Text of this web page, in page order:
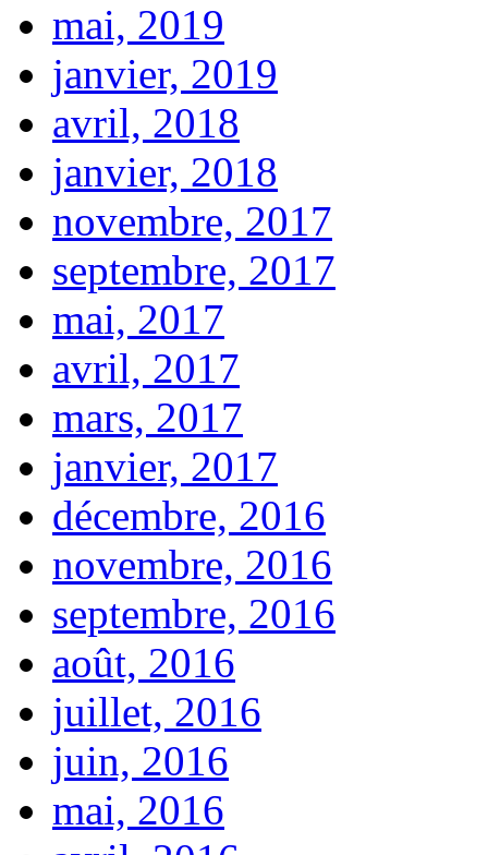
mai, 2019
janvier, 2019
avril, 2018
janvier, 2018
novembre, 2017
septembre, 2017
mai, 2017
avril, 2017
mars, 2017
janvier, 2017
décembre, 2016
novembre, 2016
septembre, 2016
août, 2016
juillet, 2016
juin, 2016
mai, 2016